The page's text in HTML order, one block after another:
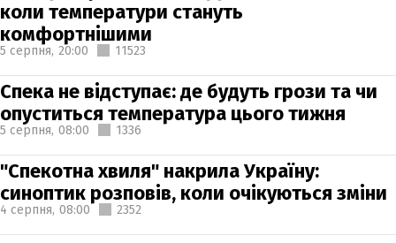
коли температури стануть
комфортнішими
5 серпня, 20:00 11523
Спека не відступає: де будуть грози та чи
опуститься температура цього тижня
5 серпня, 08:00 1336
"Спекотна хвиля" накрила Україну:
синоптик розповів, коли очікуються зміни
4 серпня, 08:00 2352